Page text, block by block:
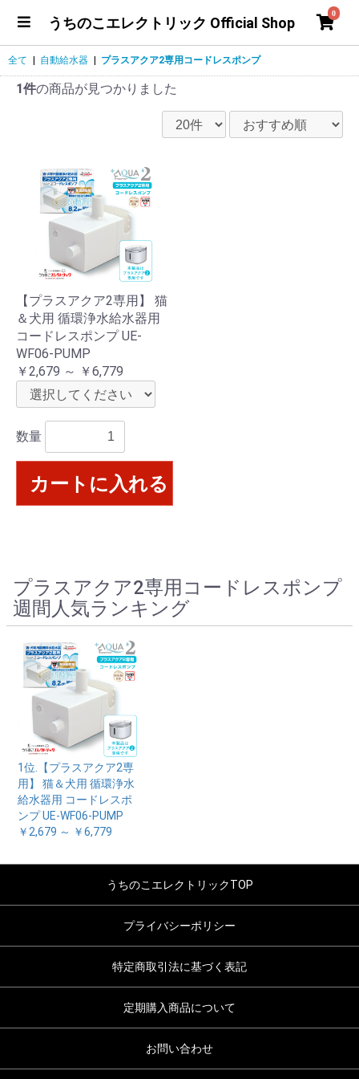
うちのこエレクトリック Official Shop
0
全て 自動給水器 プラスアクア2専用コードレスポンプ
1件の商品が見つかりました
【プラスアクア2専用】 猫
＆犬用 循環浄水給水器用
コードレスポンプ UE-
WF06-PUMP
￥2,679 ～ ￥6,779
数量
カートに入れる
プラスアクア2専用コードレスポンプ
週間人気ランキング
1位.【プラスアクア2専
用】 猫＆犬用 循環浄水
給水器用 コードレスポ
ンプ UE-WF06-PUMP
￥2,679 ～ ￥6,779
うちのこエレクトリックTOP
プライバシーポリシー
特定商取引法に基づく表記
定期購入商品について
お問い合わせ